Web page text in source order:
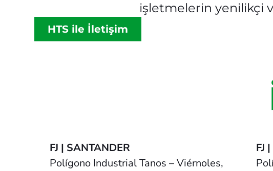
işletmelerin yenilikçi
HTS ile İletişim
FJ | SANTANDER
Polígono Industrial Tanos – Viérnoles,
FJ